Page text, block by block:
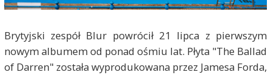
Brytyjski zespół Blur powrócił 21 lipca z pierwszym
nowym albumem od ponad ośmiu lat. Płyta "The Ballad
of Darren" została wyprodukowana przez Jamesa Forda,